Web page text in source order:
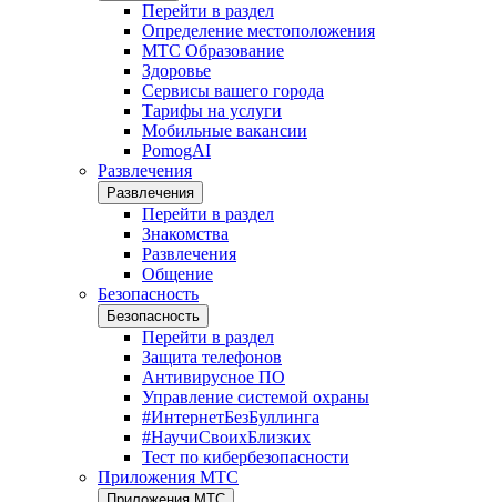
Перейти в раздел
Определение местоположения
МТС Образование
Здоровье
Сервисы вашего города
Тарифы на услуги
Мобильные вакансии
PomogAI
Развлечения
Развлечения
Перейти в раздел
Знакомства
Развлечения
Общение
Безопасность
Безопасность
Перейти в раздел
Защита телефонов
Антивирусное ПО
Управление системой охраны
#ИнтернетБезБуллинга
#НаучиСвоихБлизких
Тест по кибербезопасности
Приложения МТС